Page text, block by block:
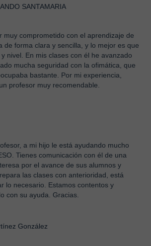
SANTAMARIA
muy comprometido con el aprendizaje de
de forma clara y sencilla, y lo mejor es que
nivel. En mis clases con él he avanzado
mucha seguridad con la ofimática, que
bastante. Por mi experiencia,
profesor muy recomendable.
a mi hijo le está ayudando mucho
Tienes comunicación con él de una
por el avance de sus alumnos y
las clases con anterioridad, está
lo necesario. Estamos contentos y
con su ayuda. Gracias.
González